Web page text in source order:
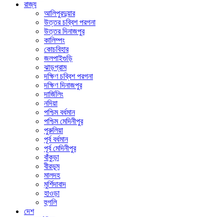
রাজ্য
আলিপুরদুয়ার
উত্তর চব্বিশ পরগনা
উত্তর দিনাজপুর
কালিম্পং
কোচবিহার
জলপাইগুড়ি
ঝাড়গ্রাম
দক্ষিণ চব্বিশ পরগনা
দক্ষিণ দিনাজপুর
দার্জিলিং
নদিয়া
পশ্চিম বর্ধমান
পশ্চিম মেদিনীপুর
পুরুলিয়া
পূর্ব বর্ধমান
পূর্ব মেদিনীপুর
বাঁকুড়া
বীরভূম
মালদহ
মুর্শিদাবাদ
হাওড়া
হুগলি
দেশ